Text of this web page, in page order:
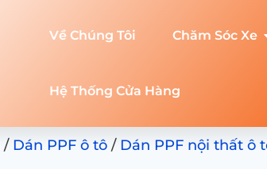
Về Chúng Tôi Chăm Sóc Xe
Hệ Thống Cửa Hàng
/ Dán PPF ô tô / Dán PPF nội thất ô